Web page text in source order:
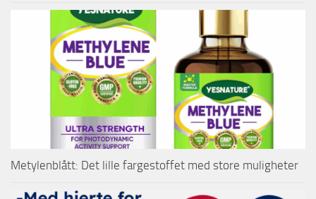
Metylenblått: Det lille fargestoffet med store muligheter